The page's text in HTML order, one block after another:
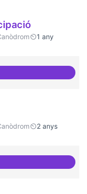
1 any
de la participació
2 anys
i re-avaluació